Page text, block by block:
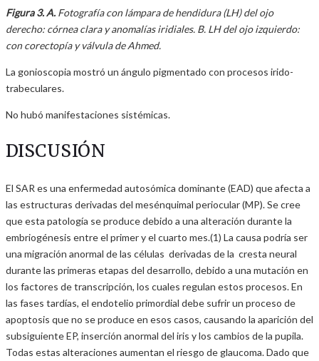
Figura 3. A. Fotografía con lámpara de hendidura (LH) del ojo
derecho: córnea clara y anomalías iridiales. B. LH del ojo izquierdo:
con corectopía y válvula de Ahmed.
La gonioscopia mostró un ángulo pigmentado con procesos irido-
trabeculares.
No hubó manifestaciones sistémicas.
DISCUSIÓN
El SAR es una enfermedad autosómica dominante (EAD) que afecta a
las estructuras derivadas del mesénquimal periocular (MP). Se cree
que esta patología se produce debido a una alteración durante la
embriogénesis entre el primer y el cuarto mes.(1) La causa podría ser
una migración anormal de las células derivadas de la cresta neural
durante las primeras etapas del desarrollo, debido a una mutación en
los factores de transcripción, los cuales regulan estos procesos. En
las fases tardías, el endotelio primordial debe sufrir un proceso de
apoptosis que no se produce en esos casos, causando la aparición del
subsiguiente EP, inserción anormal del iris y los cambios de la pupila.
Todas estas alteraciones aumentan el riesgo de glaucoma. Dado que